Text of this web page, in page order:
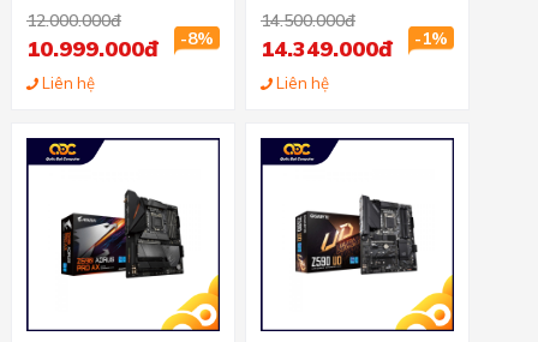
12.000.000đ
-8%
10.999.000đ
Liên hệ
14.500.000đ
-1%
14.349.000đ
Liên hệ